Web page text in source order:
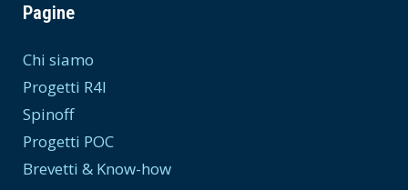
Pagine
Chi siamo
Progetti R4I
Spinoff
Progetti POC
Brevetti & Know-how